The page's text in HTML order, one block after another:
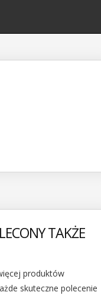
TAKŻE
produktów
skuteczne polecenie